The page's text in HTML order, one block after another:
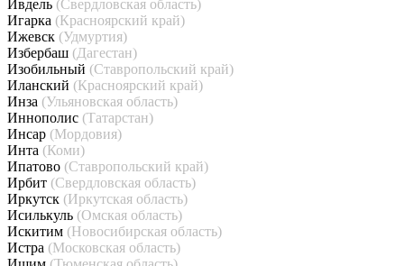
Ивдель (Свердловская область)
Игарка (Красноярский край)
Ижевск (Удмуртия)
Избербаш (Дагестан)
Изобильный (Ставропольский край)
Иланский (Красноярский край)
Инза (Ульяновская область)
Иннополис (Татарстан)
Инсар (Мордовия)
Инта (Коми)
Ипатово (Ставропольский край)
Ирбит (Свердловская область)
Иркутск (Иркутская область)
Исилькуль (Омская область)
Искитим (Новосибирская область)
Истра (Московская область)